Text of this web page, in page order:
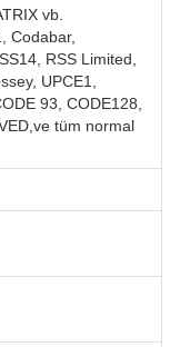
vb.
Codabar,
RSS Limited,
UPCE1,
93, CODE128,
tüm normal